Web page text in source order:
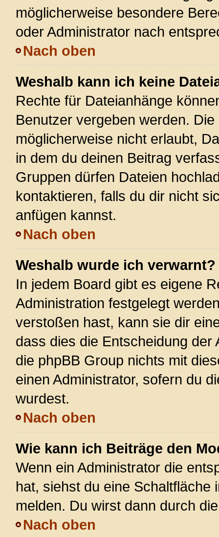
möglicherweise besondere
oder Administrator nach
Nach oben
Weshalb kann ich keine
Rechte für Dateianhänge
Benutzer vergeben werden.
möglicherweise nicht erlaubt,
in dem du deinen Beitrag
Gruppen dürfen Dateien
kontaktieren, falls du dir nicht
anfügen kannst.
Nach oben
Weshalb wurde ich verwarnt?
In jedem Board gibt es eigene
Administration festgelegt
verstoßen hast, kann sie dir
dass dies die Entscheidung
die phpBB Group nichts mit
einen Administrator, sofern du
wurdest.
Nach oben
Wie kann ich Beiträge den
Wenn ein Administrator die
hat, siehst du eine
melden. Du wirst dann durch
Nach oben